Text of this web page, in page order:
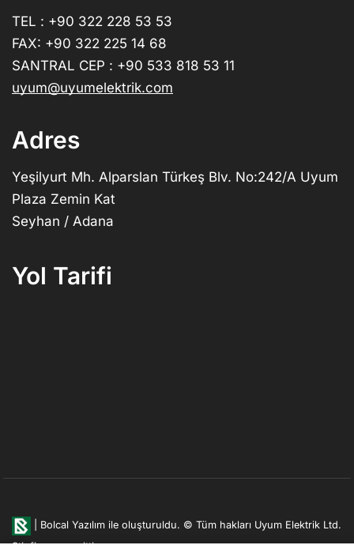
TEL : +90 322 228 53 53
FAX: +90 322 225 14 68
SANTRAL CEP : +90 533 818 53 11
uyum@uyumelektrik.com
Adres
Yeşilyurt Mh. Alparslan Türkeş Blv. No:242/A Uyum
Plaza Zemin Kat
Seyhan / Adana
Yol Tarifi
Bolcal Yazılım ile oluşturuldu. © Tüm hakları Uyum Elektrik Ltd.